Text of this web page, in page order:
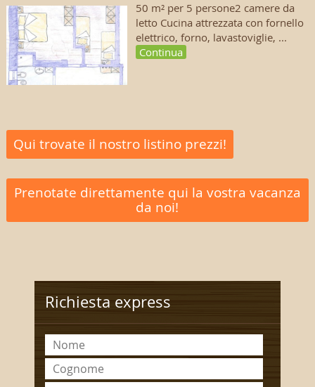
50 m² per 5 persone2 camere da
letto Cucina attrezzata con fornello
elettrico, forno, lavastoviglie, ...
Continua
Qui trovate il nostro listino prezzi!
Prenotate direttamente qui la vostra vacanza
da noi!
Richiesta express